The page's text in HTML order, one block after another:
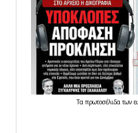
Τα πρωτοσέλιδατων